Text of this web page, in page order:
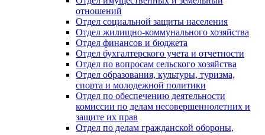
отношений
Отдел социальной защиты населения
Отдел жилищно-коммунального хозяйства
Отдел финансов и бюджета
Отдел бухгалтерского учета и отчетности
Отдел по вопросам сельского хозяйства
Отдел образования, культуры, туризма,
спорта и молодежной политики
Отдел по обеспечению деятельности
комиссии по делам несовершеннолетних и
защите их прав
Отдел по делам гражданской обороны,